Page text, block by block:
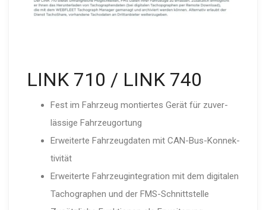
LINK 710 / LINK 740
Fest im Fahrzeug montiertes Gerät für zuver­
lässige Fahrzeu­g­ortung
Erweiterte Fahrzeug­daten mit CAN-Bus-Kon­nek­
ti­vität
Erweiterte Fahrzeu­g­in­te­gration mit dem digitalen
Tacho­graphen und der FMS-Schnitt­stelle